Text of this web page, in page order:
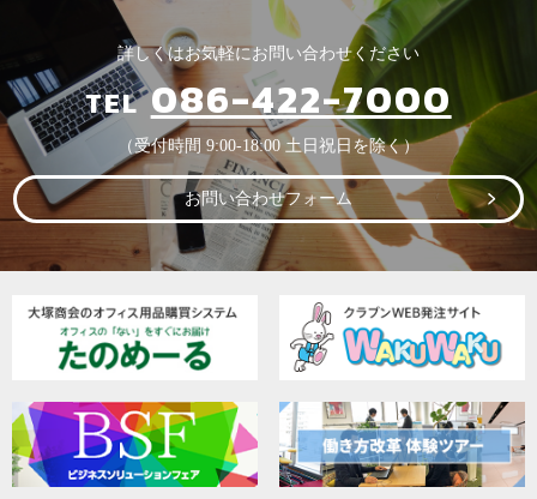
詳しくはお気軽にお問い合わせください
TEL086-422-7000
（受付時間 9:00-18:00 土日祝日を除く）
お問い合わせフォーム